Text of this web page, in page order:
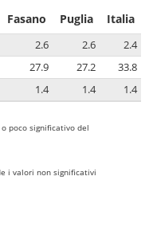
Fasano Puglia Italia
2.6 2.6
2.4
27.9 27.2
33.8
1.4 1.4 1.4
poco significativo del
i valori non significativi